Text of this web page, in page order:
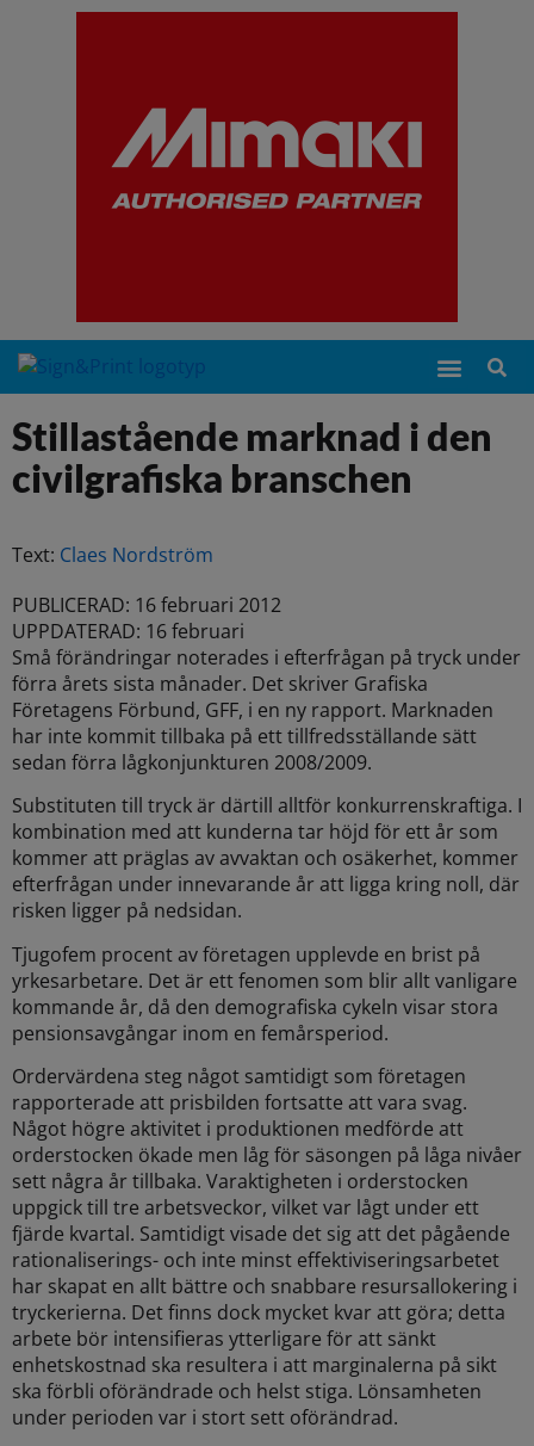
Stillastående marknad i den
civilgrafiska branschen
Text: Claes Nordström
PUBLICERAD: 16 februari 2012
UPPDATERAD: 16 februari
Små förändringar noterades i efterfrågan på tryck under
förra årets sista månader. Det skriver Grafiska
Företagens Förbund, GFF, i en ny rapport. Marknaden
har inte kommit tillbaka på ett tillfredsställande sätt
sedan förra lågkonjunkturen 2008/2009.
Substituten till tryck är därtill alltför konkurrenskraftiga. I
kombination med att kunderna tar höjd för ett år som
kommer att präglas av avvaktan och osäkerhet, kommer
efterfrågan under innevarande år att ligga kring noll, där
risken ligger på nedsidan.
Tjugofem procent av företagen upplevde en brist på
yrkesarbetare. Det är ett fenomen som blir allt vanligare
kommande år, då den demografiska cykeln visar stora
pensionsavgångar inom en femårsperiod.
Ordervärdena steg något samtidigt som företagen
rapporterade att prisbilden fortsatte att vara svag.
Något högre aktivitet i produktionen medförde att
orderstocken ökade men låg för säsongen på låga nivåer
sett några år tillbaka. Varaktigheten i orderstocken
uppgick till tre arbetsveckor, vilket var lågt under ett
fjärde kvartal. Samtidigt visade det sig att det pågående
rationaliserings- och inte minst effektiviseringsarbetet
har skapat en allt bättre och snabbare resursallokering i
tryckerierna. Det finns dock mycket kvar att göra; detta
arbete bör intensifieras ytterligare för att sänkt
enhetskostnad ska resultera i att marginalerna på sikt
ska förbli oförändrade och helst stiga. Lönsamheten
under perioden var i stort sett oförändrad.